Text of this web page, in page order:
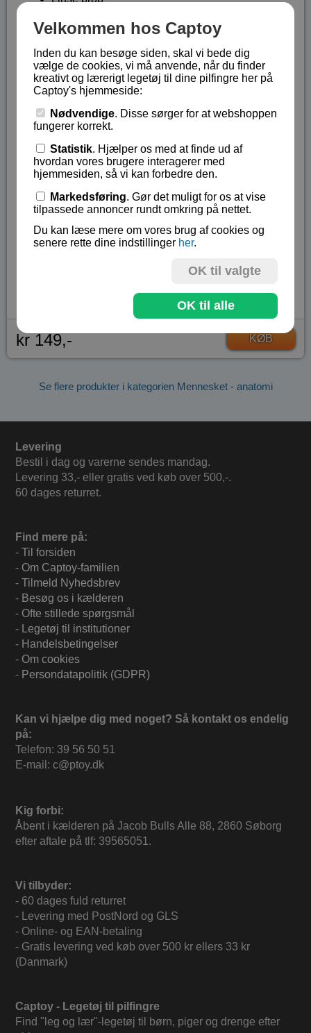
Konveks linse
Konkav linse
Del til holder
Linse holder
Iris (lille hul)
Slange til sprøjte
sprøjte
Sort papir
Polyurethane film
Engelsk vejledning
Fra 6 år og opefter.
kr 149,- KØB
Se flere produkter i kategorien Mennesket - anatomi
Levering
Bestil i dag og varerne sendes mandag.
Levering 33,- eller gratis ved køb over 500,-.
60 dages returret.
Find mere på:
- Til forsiden
- Om Captoy-familien
- Tilmeld Nyhedsbrev
- Besøg os i kælderen
- Ofte stillede spørgsmål
- Legetøj til institutioner
- Handelsbetingelser
- Om cookies
- Persondatapolitik (GDPR)
Kan vi hjælpe dig med noget? Så kontakt os endelig
på:
Telefon: 39 56 50 51
E-mail: c@ptoy.dk
Kig forbi:
Åbent i kælderen på Jacob Bulls Alle 88, 2860 Søborg
efter aftale på tlf: 39565051.
Vi tilbyder:
- 60 dages fuld returret
- Levering med PostNord og GLS
- Online- og EAN-betaling
- Gratis levering ved køb over 500 kr ellers 33 kr
(Danmark)
Captoy - Legetøj til pilfingre
Find "leg og lær"-legetøj til børn, piger og drenge efter
Velkommen hos Captoy
Inden du kan besøge siden, skal vi bede dig
vælge de cookies, vi må anvende, når du finder
kreativt og lærerigt legetøj til dine pilfingre her på
Captoy's hjemmeside:
Nødvendige. Disse sørger for at webshoppen
fungerer korrekt.
Statistik. Hjælper os med at finde ud af
hvordan vores brugere interagerer med
hjemmesiden, så vi kan forbedre den.
Markedsføring. Gør det muligt for os at vise
tilpassede annoncer rundt omkring på nettet.
Du kan læse mere om vores brug af cookies og
senere rette dine indstillinger her.
OK til valgte
OK til alle